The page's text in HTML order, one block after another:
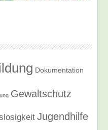
Dokumentation
Gewaltschutz
Jugendhilfe